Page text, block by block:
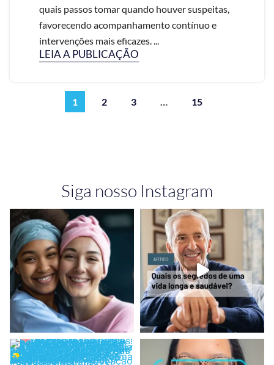
quais passos tomar quando houver suspeitas,
favorecendo acompanhamento contínuo e
intervenções mais eficazes. ...
LEIA A PUBLICAÇÃO
1 2 3 15
Siga nosso Instagram